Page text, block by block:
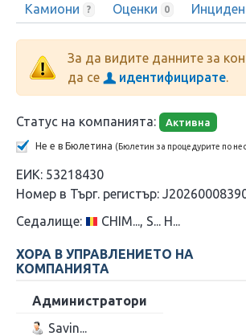
Камиони ? Оценки 0
За да видите данните за
да се
идентифицирате
Статус на компанията: Активна
Не е в Бюлетина (Бюлетин за процедурите по
ЕИК: 53218430
Номер в Търг. регистър:
Седалище:
CHIM..., S... Н...
ХОРА В УПРАВЛЕНИЕТО НА
КОМПАНИЯТА
Администратори
Savin...